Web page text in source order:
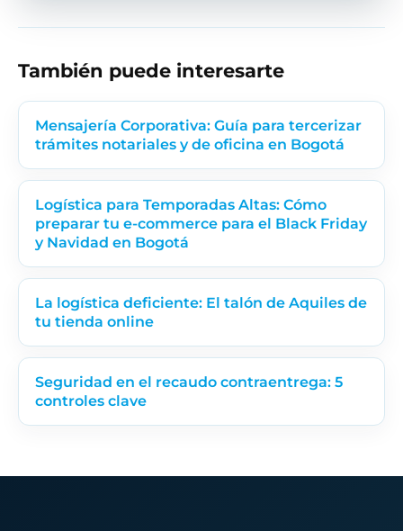
También puede interesarte
Mensajería Corporativa: Guía para tercerizar
trámites notariales y de oficina en Bogotá
Logística para Temporadas Altas: Cómo
preparar tu e-commerce para el Black Friday
y Navidad en Bogotá
La logística deficiente: El talón de Aquiles de
tu tienda online
Seguridad en el recaudo contraentrega: 5
controles clave